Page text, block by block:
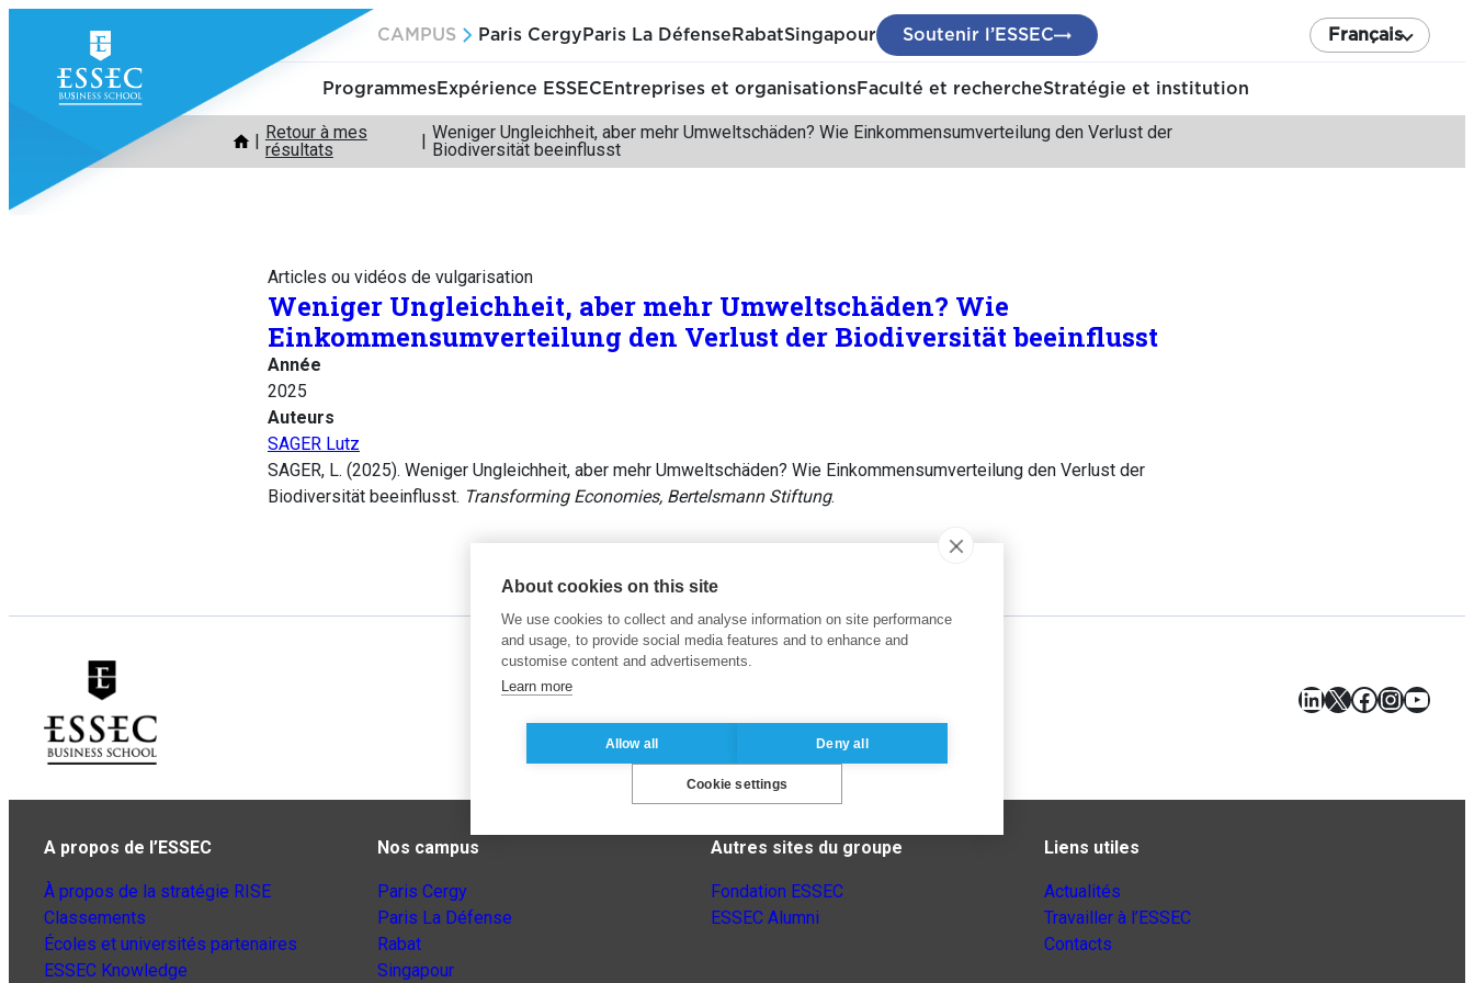
contenu
CAMPUS Paris Cergy Paris La Défense RabatSingapour Soutenir l’ESSEC Français
ProgrammesExpérience ESSEC Entreprises et organisationsFaculté et rechercheStratégie et institution
Retour à mes
résultats
Weniger Ungleichheit, aber mehr Umweltschäden? Wie Einkommensumverteilung den Verlust der
Biodiversität beeinflusst
Articles ou vidéos de vulgarisation
Weniger Ungleichheit, aber mehr Umweltschäden? Wie
Einkommensumverteilung den Verlust der Biodiversität beeinflusst
Année
2025
Auteurs
SAGER Lutz
SAGER, L. (2025). Weniger Ungleichheit, aber mehr Umweltschäden? Wie Einkommensumverteilung den Verlust der
Biodiversität beeinflusst. Transforming Economies, Bertelsmann Stiftung.
LinkedIn
X Facebook
A propos de l’ESSEC
À propos de la stratégie RISE
Classements
Écoles et universités partenaires
ESSEC Knowledge
Nos campus
Paris Cergy
Paris La Défense
Rabat
Singapour
Autres sites du groupe
Fondation ESSEC
ESSEC Alumni
Liens utiles
Actualités
Travailler à l’ESSEC
Contacts
About cookies on this site
We use cookies to collect and analyse information on site performance
and usage, to provide social media features and to enhance and
customise content and advertisements.
Learn more
Allow all Deny all
Cookie settings